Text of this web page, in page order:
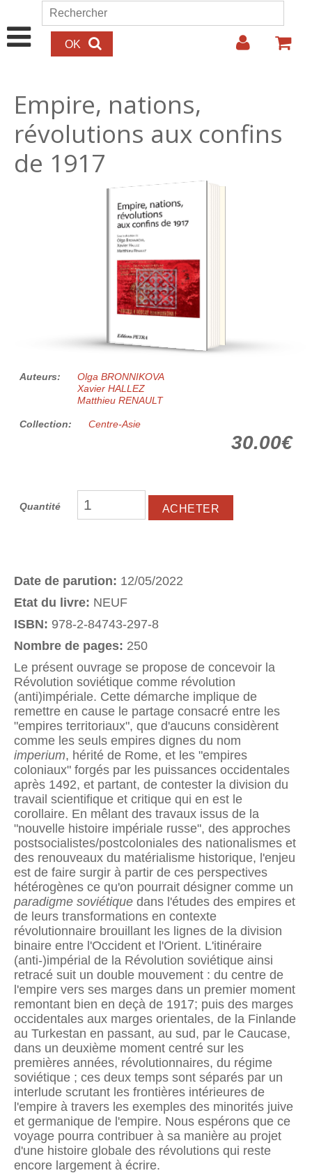
Aller au contenu principal
Formulaire de recherche
Rechercher
Empire, nations,
révolutions aux confins
de 1917
30.00€
Auteurs:
Olga BRONNIKOVA
Xavier HALLEZ
Matthieu RENAULT
Collection: Centre-Asie
30.00€
Quantité
Date de parution: 12/05/2022
Etat du livre: NEUF
ISBN: 978-2-84743-297-8
Nombre de pages: 250
Le présent ouvrage se propose de concevoir la
Révolution soviétique comme révolution
(anti)impériale. Cette démarche implique de
remettre en cause le partage consacré entre les
"empires territoriaux", que d'aucuns considèrent
comme les seuls empires dignes du nom
imperium, hérité de Rome, et les "empires
coloniaux" forgés par les puissances occidentales
après 1492, et partant, de contester la division du
travail scientifique et critique qui en est le
corollaire. En mêlant des travaux issus de la
"nouvelle histoire impériale russe", des approches
postsocialistes/postcoloniales des nationalismes et
des renouveaux du matérialisme historique, l'enjeu
est de faire surgir à partir de ces perspectives
hétérogènes ce qu'on pourrait désigner comme un
paradigme soviétique dans l'études des empires et
de leurs transformations en contexte
révolutionnaire brouillant les lignes de la division
binaire entre l'Occident et l'Orient. L'itinéraire
(anti-)impérial de la Révolution soviétique ainsi
retracé suit un double mouvement : du centre de
l'empire vers ses marges dans un premier moment
remontant bien en deçà de 1917; puis des marges
occidentales aux marges orientales, de la Finlande
au Turkestan en passant, au sud, par le Caucase,
dans un deuxième moment centré sur les
premières années, révolutionnaires, du régime
soviétique ; ces deux temps sont séparés par un
interlude scrutant les frontières intérieures de
l'empire à travers les exemples des minorités juive
et germanique de l'empire. Nous espérons que ce
voyage pourra contribuer à sa manière au projet
d'une histoire globale des révolutions qui reste
encore largement à écrire.